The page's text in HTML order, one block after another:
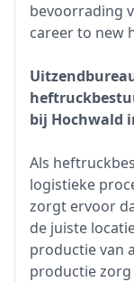
bevoorrading
career to new
bij Hochwald
Als
logistieke
zorgt ervoor
de juiste
productie van
productie